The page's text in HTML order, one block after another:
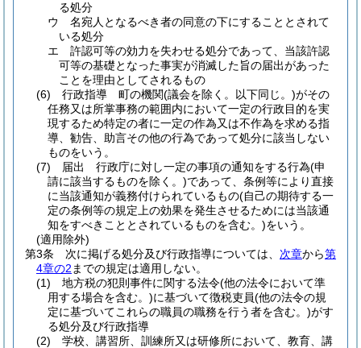
る処分
ウ
名宛人となるべき者の同意の下にすることとされて
いる処分
エ
許認可等の効力を失わせる処分であって、当該許認
可等の基礎となった事実が消滅した旨の届出があった
ことを理由としてされるもの
(6)
行政指導 町の機関(議会を除く。以下同じ。)がその
任務又は所掌事務の範囲内において一定の行政目的を実
現するため特定の者に一定の作為又は不作為を求める指
導、勧告、助言その他の行為であって処分に該当しない
ものをいう。
(7)
届出 行政庁に対し一定の事項の通知をする行為(申
請に該当するものを除く。)であって、条例等により直接
に当該通知が義務付けられているもの(自己の期待する一
定の条例等の規定上の効果を発生させるためには当該通
知をすべきこととされているものを含む。)をいう。
(適用除外)
第3条
次に掲げる処分及び行政指導については、 次章から第
4章の2 までの規定は適用しない。
(1)
地方税の犯則事件に関する法令(他の法令において準
用する場合を含む。)に基づいて徴税吏員(他の法令の規
定に基づいてこれらの職員の職務を行う者を含む。)がす
る処分及び行政指導
(2)
学校、講習所、訓練所又は研修所において、教育、講